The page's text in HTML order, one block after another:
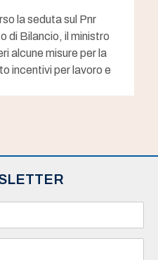
la seduta sul Pnr
di Bilancio, il ministro
alcune misure per la
incentivi per lavoro e